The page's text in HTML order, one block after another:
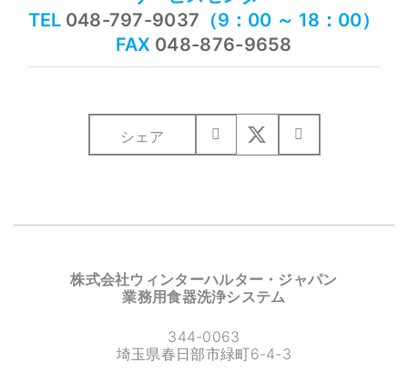
TEL 048-797-9037 （9：00 ～ 18：00）
FAX 048-876-9658
シェア
株式会社ウィンターハルター・ジャパン
業務用食器洗浄システム
344-0063
埼玉県春日部市緑町6-4-3